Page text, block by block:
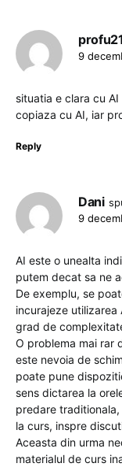
profu21
9
situatia e clara cu
copiaza cu AI, iar
Reply
Dani
9
AI este o unealta
putem decat sa ne
De exemplu, se
incurajeze
grad de
O problema mai rar
este nevoia de
poate pune
sens dictarea la
predare
la curs, inspre
Aceasta din urma
materialul de curs